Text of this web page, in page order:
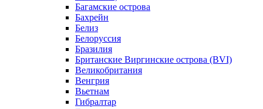
Багамские острова
Бахрейн
Белиз
Белоруссия
Бразилия
Британские Виргинские острова (BVI)
Великобритания
Венгрия
Вьетнам
Гибралтар